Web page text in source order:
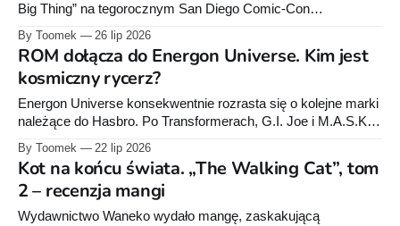
Big Thing” na tegorocznym San Diego Comic-Con
wydawnictwo zaprezentowało plany na najbliższe miesiące, a
wśród zapowiedzi znalazły się zarówno finały długo
rozwijanych historii, jak i zupełnie nowe serie. Hulk War:
Infernal Rage - wielki finał „Age of Monsters” Phillip Kennedy
Johnson od
By Toomek 26 lip 2026
ROM dołącza do Energon Universe. Kim jest
kosmiczny rycerz?
Energon Universe konsekwentnie rozrasta się o kolejne marki
należące do Hasbro. Po Transformerach, G.I. Joe i M.A.S.K.
przyszła pora na bohatera nieco mniej znanego polskim
czytelnikom, ale otoczonego w Stanach Zjednoczonych
prawdziwym kultem. ROM, nazywany największym spośród
Kosmicznych Rycerzy, oficjalnie otrzymał swoje miejsce w
komiksowym świecie
By Toomek 22 lip 2026
Kot na końcu świata. „The Walking Cat”, tom
2 – recenzja mangi
Wydawnictwo Waneko wydało mangę, zaskakującą